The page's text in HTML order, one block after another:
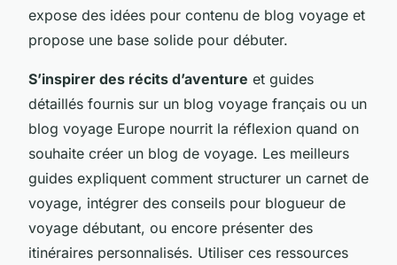
expose des idées pour contenu de blog voyage et
propose une base solide pour débuter.
S’inspirer des récits d’aventure et guides
détaillés fournis sur un blog voyage français ou un
blog voyage Europe nourrit la réflexion quand on
souhaite créer un blog de voyage. Les meilleurs
guides expliquent comment structurer un carnet de
voyage, intégrer des conseils pour blogueur de
voyage débutant, ou encore présenter des
itinéraires personnalisés. Utiliser ces ressources